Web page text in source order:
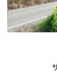
サイク